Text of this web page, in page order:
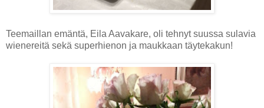
Teemaillan emäntä, Eila Aavakare, oli tehnyt suussa sulavia
wienereitä sekä superhienon ja maukkaan täytekakun!